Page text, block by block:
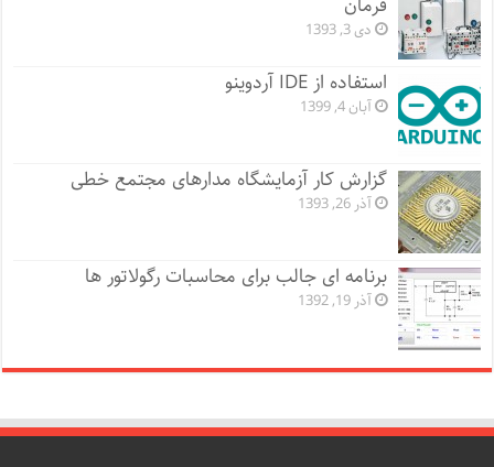
دی 3, 1393
استفاده از IDE آردوینو
آبان 4, 1399
گزارش کار آزمایشگاه مدارهای مجتمع خطی
آذر 26, 1393
برنامه ای جالب برای محاسبات رگولاتور ها
آذر 19, 1392